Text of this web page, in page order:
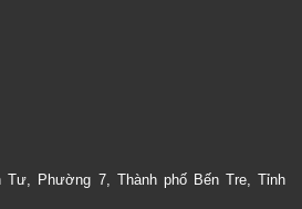
Tư, Phường 7, Thành phố Bến Tre, Tỉnh